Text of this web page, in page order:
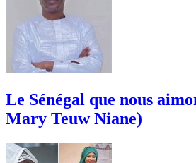
Le Sénégal que nous
Mary Teuw Niane)